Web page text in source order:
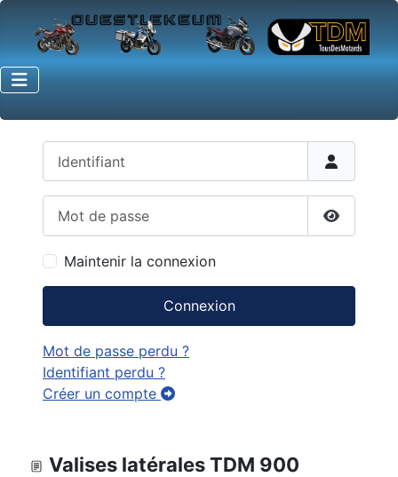
Afficher
Maintenir la connexion
Connexion
Mot de passe perdu ?
Identifiant perdu ?
Créer un compte
Valises latérales TDM 900